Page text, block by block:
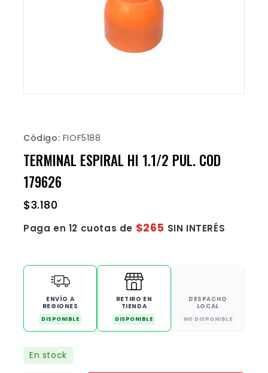
Código: FIOF5188
TERMINAL ESPIRAL HI 1.1/2 PUL. COD
179626
$3.180
Paga en 12 cuotas de $265 SIN INTERÉS
ENVÍO A
REGIONES
DISPONIBLE
RETIRO EN
TIENDA
DISPONIBLE
DESPACHO
LOCAL
NO DISPONIBLE
En stock